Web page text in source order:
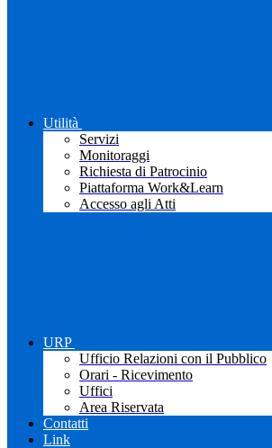
Utilità
Servizi
Monitoraggi
Richiesta di Patrocinio
Piattaforma Work&Learn
Accesso agli Atti
URP
Ufficio Relazioni con il Pubblico
Orari - Ricevimento
Uffici
Area Riservata
Contatti
Link